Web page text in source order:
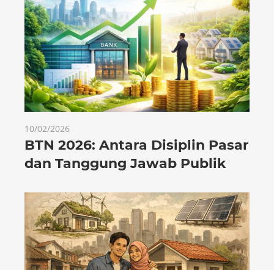
10/02/2026
BTN 2026: Antara Disiplin Pasar
dan Tanggung Jawab Publik